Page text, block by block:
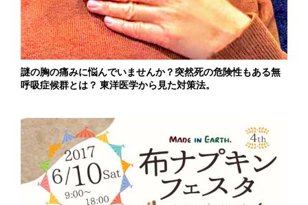
謎の胸の痛みに悩んでいませんか？突然死の危険性もある無
呼吸症候群とは？ 東洋医学から見た対策法。